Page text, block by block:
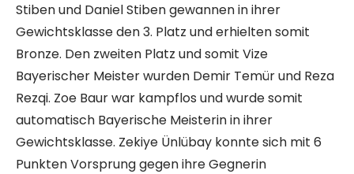
Stiben und Daniel Stiben gewannen in ihrer
Gewichtsklasse den 3. Platz und erhielten somit
Bronze. Den zweiten Platz und somit Vize
Bayerischer Meister wurden Demir Temür und Reza
Rezqi. Zoe Baur war kampflos und wurde somit
automatisch Bayerische Meisterin in ihrer
Gewichtsklasse. Zekiye Ünlübay konnte sich mit 6
Punkten Vorsprung gegen ihre Gegnerin